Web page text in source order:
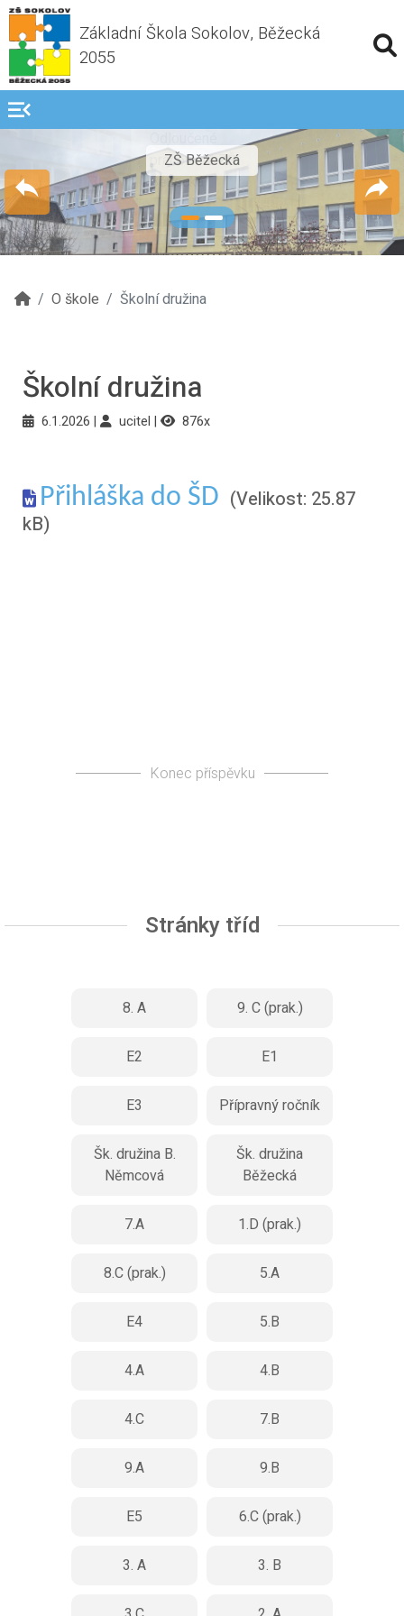
Základní Škola Sokolov, Běžecká
2055
menu_open
ZŠ Běžecká
1 2
O škole Školní družina
Školní družina
6.1.2026 ucitel 876x
Přihláška do ŠD (Velikost: 25.87
kB)
Konec příspěvku
Stránky tříd
8. A 9. C (prak.)
E2 E1
E3 Přípravný ročník
Šk. družina B.
Němcová
Šk. družina
Běžecká
7.A 1.D (prak.)
8.C (prak.) 5.A
E4 5.B
4.A 4.B
4.C 7.B
9.A 9.B
E5 6.C (prak.)
3. A 3. B